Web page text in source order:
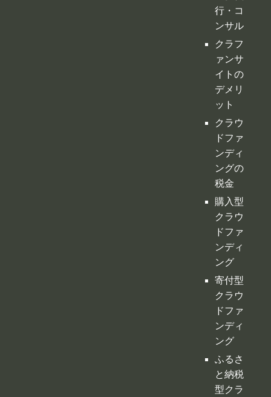
ドファ
ンディ
ング代
行・コ
ンサル
クラフ
ァンサ
イトの
デメリ
ット
クラウ
ドファ
ンディ
ングの
税金
購入型
クラウ
ドファ
ンディ
ング
寄付型
クラウ
ドファ
ンディ
ング